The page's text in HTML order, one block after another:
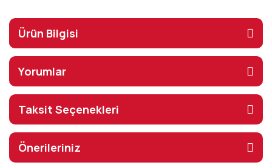
Ürün Bilgisi
Yorumlar
Taksit Seçenekleri
Önerileriniz